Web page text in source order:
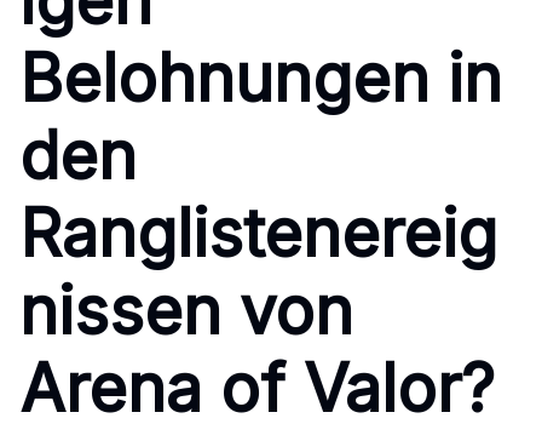
Belohnungen in
den
Ranglistenereig
nissen von
Arena of Valor?